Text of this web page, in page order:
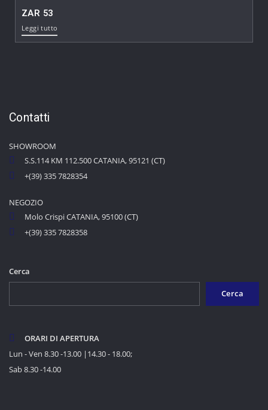
ZAR 53
Leggi tutto
Contatti
SHOWROOM
S.S.114 KM 112.500 CATANIA, 95121 (CT)
+(39) 335 7828354
NEGOZIO
Molo Crispi CATANIA, 95100 (CT)
+(39) 335 7828358
Cerca
Cerca
ORARI DI APERTURA
Lun - Ven 8.30 -13.00 |14.30 - 18.00;
Sab 8.30 -14.00